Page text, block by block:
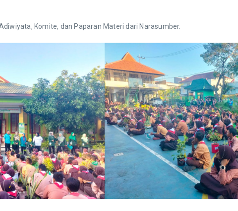
Komite, dan Paparan Materi dari Narasumber.